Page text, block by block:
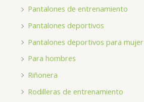
Pantalones de entrenamiento
Pantalones deportivos
Pantalones deportivos para mujer
Para hombres
Riñonera
Rodilleras de entrenamiento